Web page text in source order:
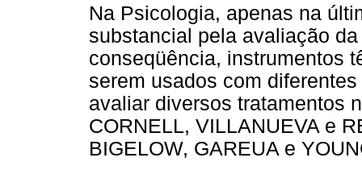
Na Psicologia, apenas na
substancial pela avaliação
conseqüência, instrumentos
serem usados com
avaliar diversos tratamentos
CORNELL, VILLANUEVA e
BIGELOW, GAREUA e